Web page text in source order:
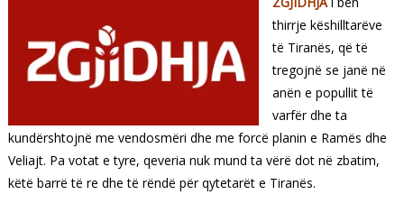
thirrje këshilltarëve
të Tiranës, që të
tregojnë se janë në
anën e popullit të
varfër dhe ta
kundërshtojnë me vendosmëri dhe me forcë planin e Ramës dhe
Veliajt. Pa votat e tyre, qeveria nuk mund ta vërë dot në zbatim,
këtë barrë të re dhe të rëndë për qytetarët e Tiranës.